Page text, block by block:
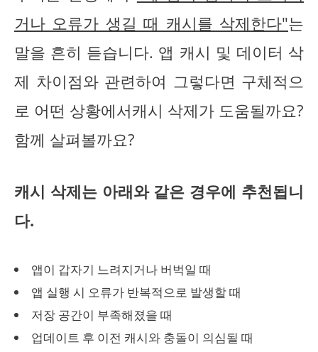
거나 오류가 생길 때 캐시를 삭제한다"는
말을 흔히 듣습니다. 앱 캐시 및 데이터 삭
제 차이점와 관련하여 그렇다면 구체적으
로 어떤 상황에서캐시 삭제가 도움될까요?
함께 살펴볼까요?
캐시 삭제는 아래와 같은 경우에 추천됩니
다.
앱이 갑자기 느려지거나 버벅일 때
앱 실행 시 오류가 반복적으로 발생할 때
저장 공간이 부족해졌을 때
업데이트 후 이전 캐시와 충돌이 의심될 때